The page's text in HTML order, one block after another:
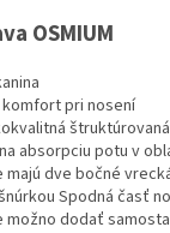
OSMIUM
pri nosení
absorpciu potu v
majú dve bočné
Spodná časť
možno dodať